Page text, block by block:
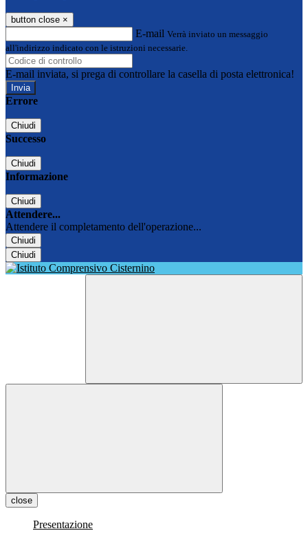
button close ×
E-mail Verrà inviato un messaggio
all'indirizzo indicato con le istruzioni necessarie.
E-mail inviata, si prega di controllare la casella di posta elettronica!
Errore
Chiudi
Successo
Chiudi
Informazione
Chiudi
Attendere...
Attendere il completamento dell'operazione...
Chiudi
Chiudi
close
Presentazione